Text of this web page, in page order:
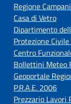
Regione
Casa di Vetro
Dipartimento
Protezione
Centro
Bollettini Meteo
Geoportale
P.R.A.E. 2006
Prezzario Lavori